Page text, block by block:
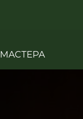
МАСТЕРА